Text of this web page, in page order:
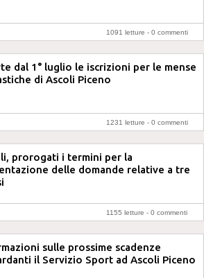
1091 letture - 0 commenti
dal 1° luglio le iscrizioni per le mense
di Ascoli Piceno
1231 letture - 0 commenti
prorogati i termini per la
delle domande relative a tre
1155 letture - 0 commenti
sulle prossime scadenze
il Servizio Sport ad Ascoli Piceno